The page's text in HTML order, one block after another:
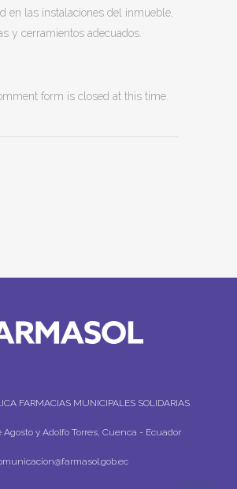
en las instalaciones del inmueble,
y cerramientos adecuados.
form is closed at this time.
FARMACIAS MUNICIPALES SOLIDARIAS
Agosto y Adolfo Torres, Cuenca - Ecuador